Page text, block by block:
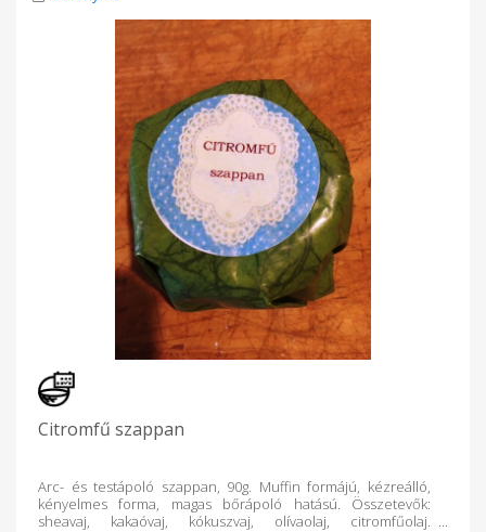
Citromfű szappan
Arc- és testápoló szappan, 90g. Muffin formájú, kézreálló,
kényelmes forma, magas bőrápoló hatású. Összetevők:
sheavaj, kakaóvaj, kókuszvaj, olívaolaj, citromfűolaj.